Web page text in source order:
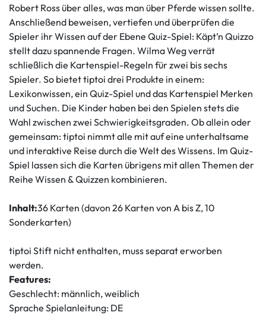
Robert Ross über alles, was man über Pferde wissen sollte.
Anschließend beweisen, vertiefen und überprüfen die
Spieler ihr Wissen auf der Ebene Quiz-Spiel: Käpt’n Quizzo
stellt dazu spannende Fragen. Wilma Weg verrät
schließlich die Kartenspiel-Regeln für zwei bis sechs
Spieler. So bietet tiptoi drei Produkte in einem:
Lexikonwissen, ein Quiz-Spiel und das Kartenspiel Merken
und Suchen. Die Kinder haben bei den Spielen stets die
Wahl zwischen zwei Schwierigkeitsgraden. Ob allein oder
gemeinsam: tiptoi nimmt alle mit auf eine unterhaltsame
und interaktive Reise durch die Welt des Wissens. Im Quiz-
Spiel lassen sich die Karten übrigens mit allen Themen der
Reihe Wissen & Quizzen kombinieren.
Inhalt:36 Karten (davon 26 Karten von A bis Z, 10
Sonderkarten)
tiptoi Stift nicht enthalten, muss separat erworben
werden.
Features:
Geschlecht: männlich, weiblich
Sprache Spielanleitung: DE